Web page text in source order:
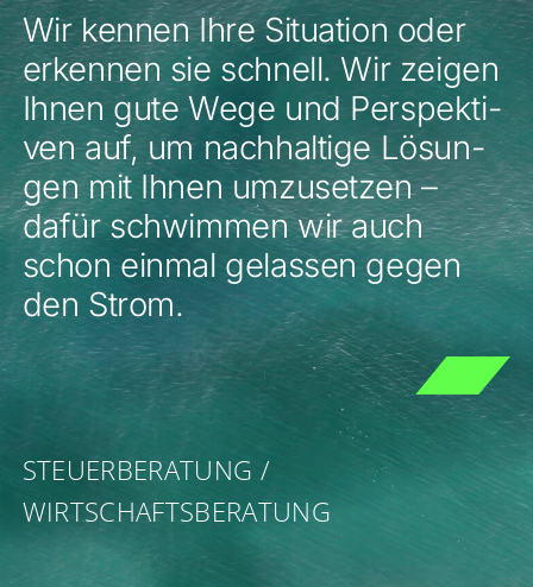
Wir ken­nen Ihre Situa­ti­on oder
erken­nen sie schnell. Wir zei­gen
Ihnen gute Wege und Per­spek­ti­
ven auf, um nach­hal­ti­ge Lösun­
gen mit Ihnen umzu­set­zen –
dafür schwim­men wir auch
schon ein­mal gelas­sen gegen
den Strom.
STEU­ER­BE­RA­TUNG /
WIRTSCHAFTSBERATUNG